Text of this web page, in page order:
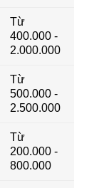
Từ
400.000 -
2.000.000
Từ
500.000 -
2.500.000
Từ
200.000 -
800.000